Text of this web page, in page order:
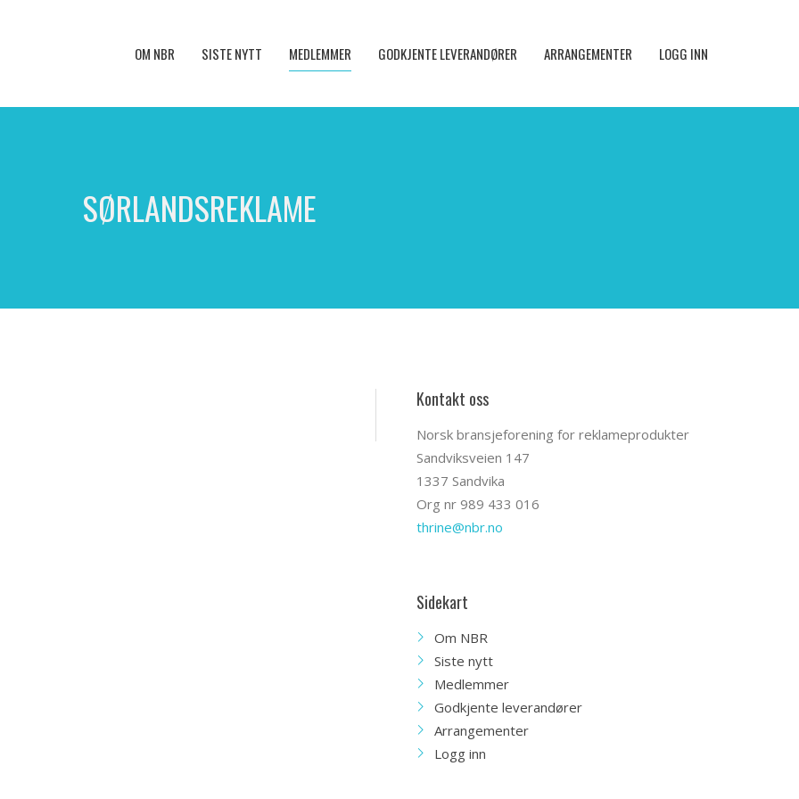
OM NBR SISTE NYTT MEDLEMMER GODKJENTE LEVERANDØRER ARRANGEMENTER LOGG INN
SØRLANDSREKLAME
Kontakt oss
Norsk bransjeforening for reklameprodukter
Sandviksveien 147
1337 Sandvika
Org nr 989 433 016
thrine@nbr.no
Sidekart
Om NBR
Siste nytt
Medlemmer
Godkjente leverandører
Arrangementer
Logg inn